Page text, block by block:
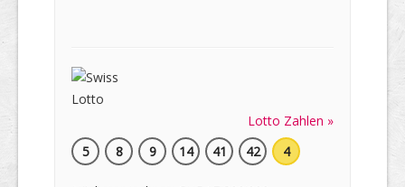
Lotto Zahlen »
5
8 9 14 41 42 4